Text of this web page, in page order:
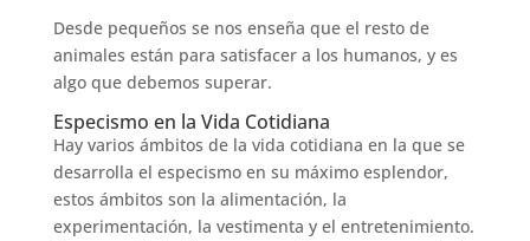
Desde pequeños se nos enseña que el resto de
animales están para satisfacer a los humanos, y es
algo que debemos superar.
Especismo en la Vida Cotidiana
Hay varios ámbitos de la vida cotidiana en la que se
desarrolla el especismo en su máximo esplendor,
estos ámbitos son la alimentación, la
experimentación, la vestimenta y el entretenimiento.